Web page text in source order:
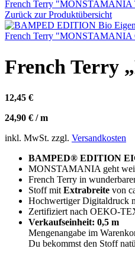
French Terry
Zurück zur Produktübersicht
French Terry
French Terry
12,45 €
24,90 € /m
inkl. MwSt. zzgl. Versandkosten
BAMPED® EDITION
MONSTAMANIA geht
French Terry in
Stoff mit Extrabreite von
Hochwertiger Digitaldruck
Zertifiziert nach OEKO-
Verkaufseinheit: 0,5 m
Mengenangabe im
Du bekommst den Stoff